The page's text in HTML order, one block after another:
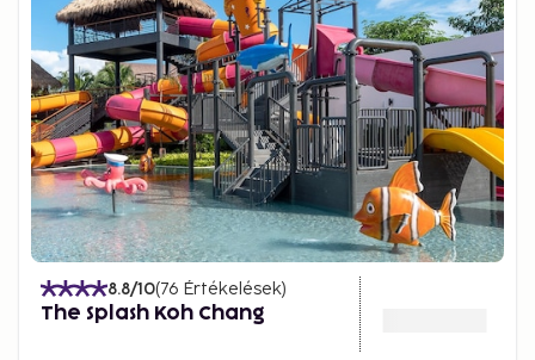
8.8/10(76 Értékelések)
The Splash Koh Chang